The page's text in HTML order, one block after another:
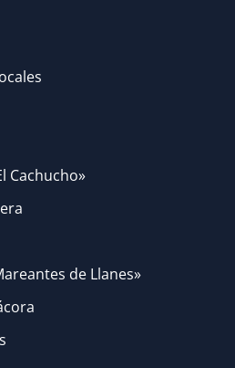
Cachucho»
de Llanes»